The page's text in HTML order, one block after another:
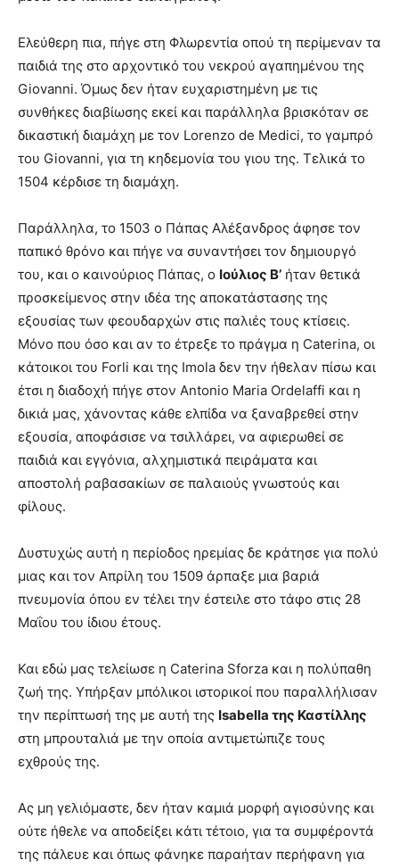
Ελεύθερη πια, πήγε στη Φλωρεντία οπού τη περίμεναν τα
παιδιά της στο αρχοντικό του νεκρού αγαπημένου της
Giovanni. Όμως δεν ήταν ευχαριστημένη με τις
συνθήκες διαβίωσης εκεί και παράλληλα βρισκόταν σε
δικαστική διαμάχη με τον Lorenzo de Medici, το γαμπρό
του Giovanni, για τη κηδεμονία του γιου της. Τελικά το
1504 κέρδισε τη διαμάχη.
Παράλληλα, το 1503 ο Πάπας Αλέξανδρος άφησε τον
παπικό θρόνο και πήγε να συναντήσει τον δημιουργό
του, και ο καινούριος Πάπας, ο Ιούλιος Β’ ήταν θετικά
προσκείμενος στην ιδέα της αποκατάστασης της
εξουσίας των φεουδαρχών στις παλιές τους κτίσεις.
Μόνο που όσο και αν το έτρεξε το πράγμα η Caterina, οι
κάτοικοι του Forli και της Imola δεν την ήθελαν πίσω και
έτσι η διαδοχή πήγε στον Antonio Maria Ordelaffi και η
δικιά μας, χάνοντας κάθε ελπίδα να ξαναβρεθεί στην
εξουσία, αποφάσισε να τσιλλάρει, να αφιερωθεί σε
παιδιά και εγγόνια, αλχημιστικά πειράματα και
αποστολή ραβασακίων σε παλαιούς γνωστούς και
φίλους.
Δυστυχώς αυτή η περίοδος ηρεμίας δε κράτησε για πολύ
μιας και τον Απρίλη του 1509 άρπαξε μια βαριά
πνευμονία όπου εν τέλει την έστειλε στο τάφο στις 28
Μαΐου του ίδιου έτους.
Και εδώ μας τελείωσε η Caterina Sforza και η πολύπαθη
ζωή της. Υπήρξαν μπόλικοι ιστορικοί που παραλλήλισαν
την περίπτωσή της με αυτή της Isabella της Καστίλλης
στη μπρουταλιά με την οποία αντιμετώπιζε τους
εχθρούς της.
Ας μη γελιόμαστε, δεν ήταν καμιά μορφή αγιοσύνης και
ούτε ήθελε να αποδείξει κάτι τέτοιο, για τα συμφέροντά
της πάλευε και όπως φάνηκε παραήταν περήφανη για